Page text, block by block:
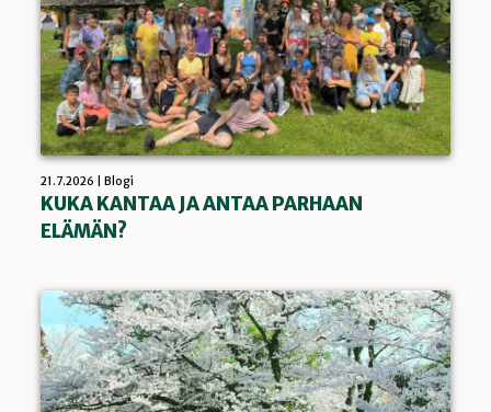
21.7.2026 | Blogi
KUKA KANTAA JA ANTAA PARHAAN
ELÄMÄN?